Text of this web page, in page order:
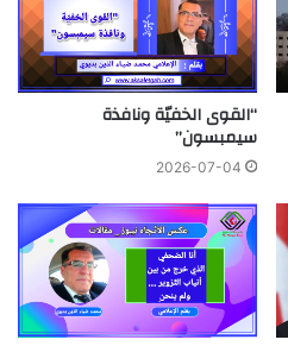
“القوى الخفيّة ونافذة
سيمبسون”
2026-07-04